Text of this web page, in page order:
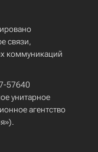
связи,
коммуникаций
57640
унитарное
агентство